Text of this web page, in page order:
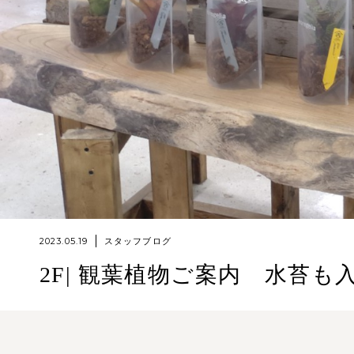
2023.05.19 スタッフブログ
2F| 観葉植物ご案内 水苔も